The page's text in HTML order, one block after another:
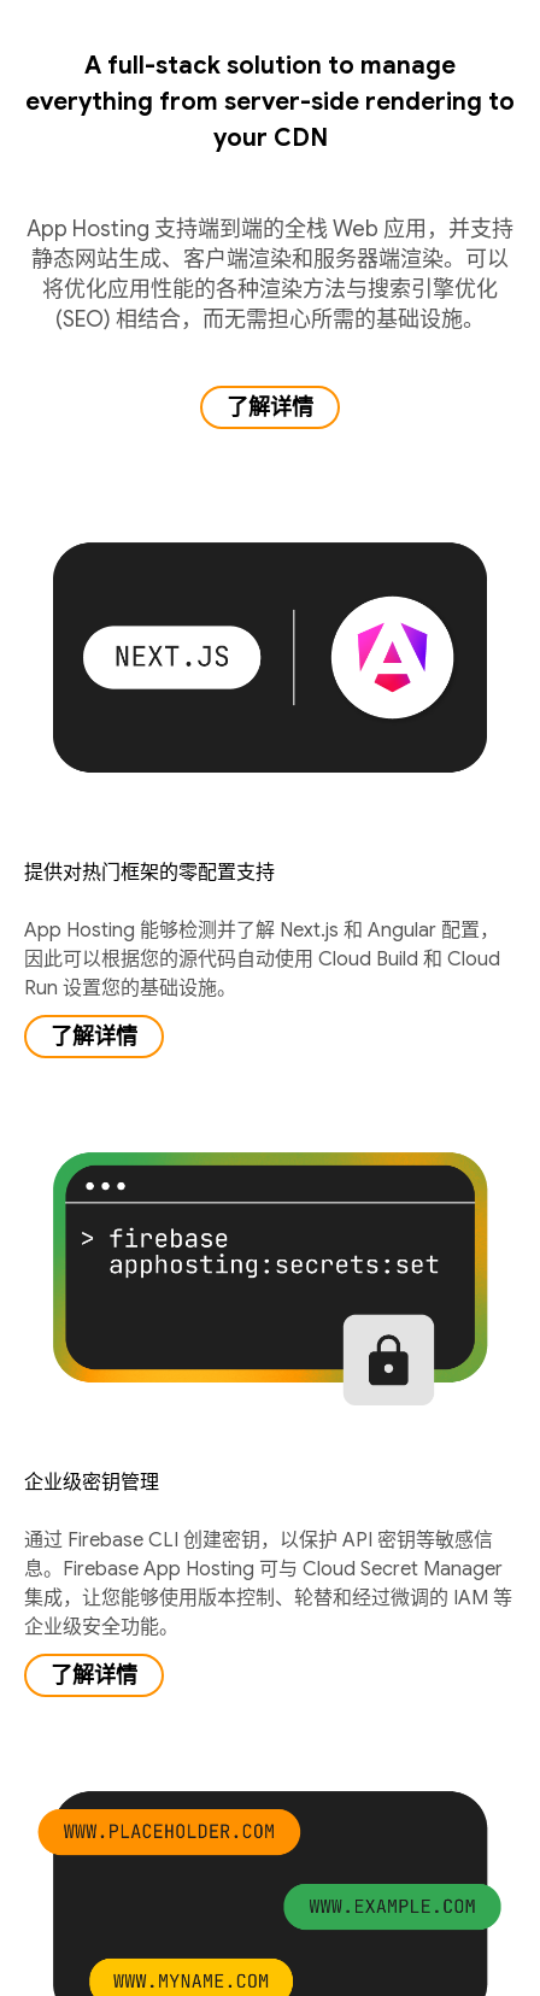
A full-stack solution to manage
everything from server-side rendering to
your CDN
App Hosting 支持端到端的全栈 Web 应用，并支持
静态网站生成、客户端渲染和服务器端渲染。可以
将优化应用性能的各种渲染方法与搜索引擎优化
(SEO) 相结合，而无需担心所需的基础设施。
了解详情
提供对热门框架的零配置支持
App Hosting 能够检测并了解 Next.js 和 Angular 配置，
因此可以根据您的源代码自动使用 Cloud Build 和 Cloud
Run 设置您的基础设施。
了解详情
企业级密钥管理
通过 Firebase CLI 创建密钥，以保护 API 密钥等敏感信
息。Firebase App Hosting 可与 Cloud Secret Manager
集成，让您能够使用版本控制、轮替和经过微调的 IAM 等
企业级安全功能。
了解详情